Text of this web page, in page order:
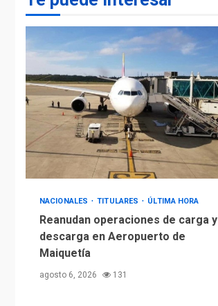
NACIONALES TITULARES ÚLTIMA HORA
Reanudan operaciones de carga y
descarga en Aeropuerto de
Maiquetía
agosto 6, 2026 131